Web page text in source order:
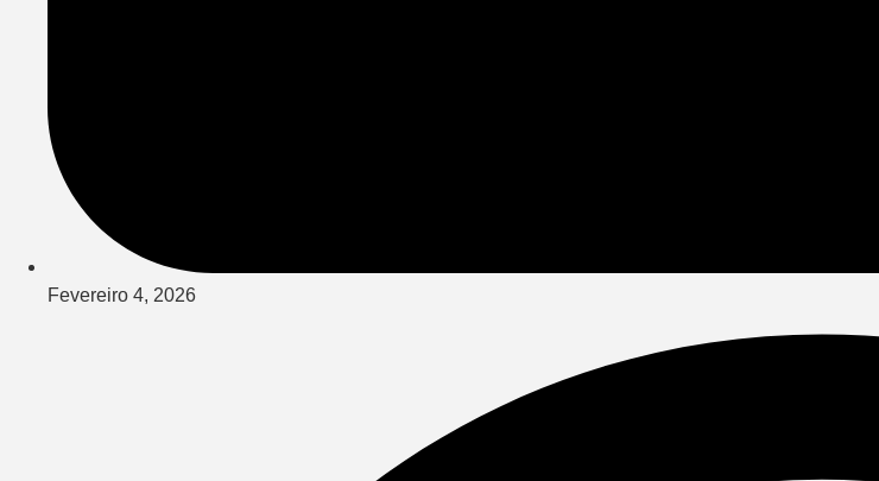
Fevereiro 4, 2026